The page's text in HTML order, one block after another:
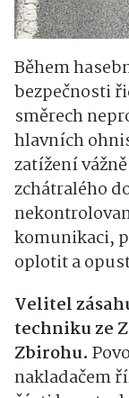
Během
bezpečnosti
směrech
hlavních
zatížení
zchátralého
komunikaci,
oplotit a
Velitel
techniku ze
Zbirohu.
nakladačem